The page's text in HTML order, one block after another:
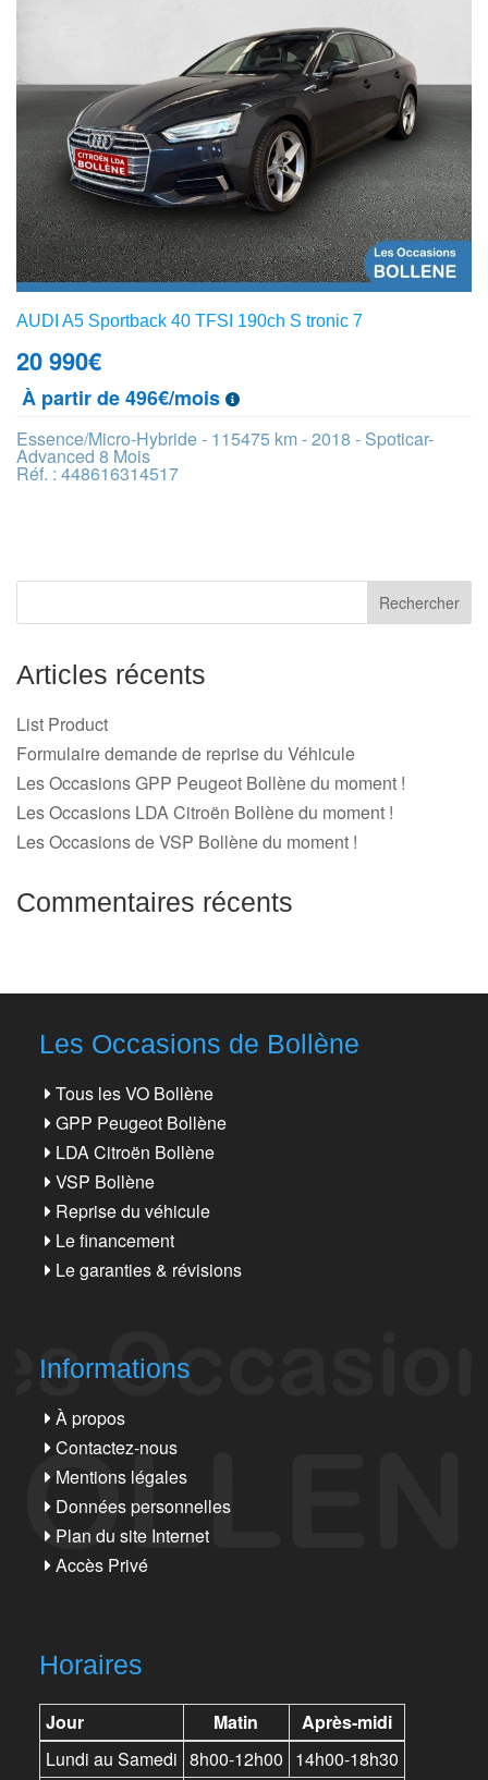
AUDI A5 Sportback 40 TFSI 190ch S tronic 7
20 990€
À partir de 496€/mois
Essence/Micro-Hybride - 115475 km - 2018 - Spoticar-
Advanced 8 Mois
Réf. : 448616314517
Articles récents
List Product
Formulaire demande de reprise du Véhicule
Les Occasions GPP Peugeot Bollène du moment !
Les Occasions LDA Citroën Bollène du moment !
Les Occasions de VSP Bollène du moment !
Commentaires récents
Les Occasions de Bollène
Tous les VO Bollène
GPP Peugeot Bollène
LDA Citroën Bollène
VSP Bollène
Reprise du véhicule
Le financement
Le garanties & révisions
Informations
À propos
Contactez-nous
Mentions légales
Données personnelles
Plan du site Internet
Accès Privé
Horaires
Jour Matin
Après-midi
Lundi au Samedi 8h00-12h00 14h00-18h30